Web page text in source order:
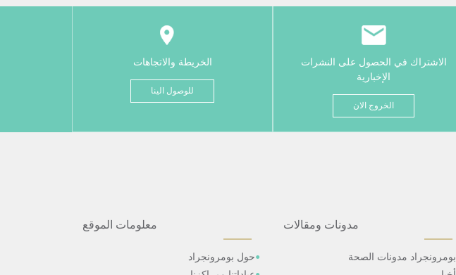
الاشتراك في الحصول على النشرات
الإخبارية
الخروج الان
الخريطة والاتجاهات
للوصول الينا
مدونات ومقالات
بومرونجراد مدونات الصحة
معلومات الموقع
حول بومرونجراد